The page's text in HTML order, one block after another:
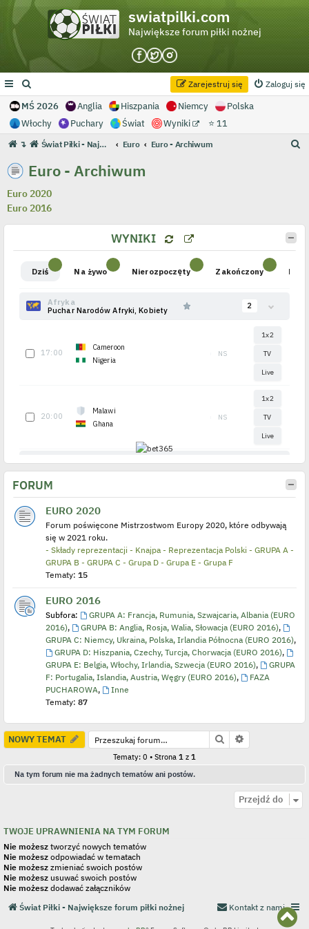
swiatpilki.com
Największe forum piłki nożnej
Zaloguj się
Zarejestruj się
MŚ 2026 Anglia Hiszpania Niemcy
Polska
Włochy
Puchary Świat Wyniki ⭐ 11
↴ Świat Piłki - Największe forum piłki nożnej Euro Euro - Archiwum
j
Euro - Archiwum
Euro 2020
Euro 2016
WYNIKI
FORUM
EURO 2020
Forum poświęcone Mistrzostwom Europy 2020, które odbywają
się w 2021 roku.
- Składy reprezentacji - Knajpa- Reprezentacja Polski - GRUPA A -
GRUPA B - GRUPA C - Grupa D - Grupa E - Grupa F
Tematy: 15
EURO 2016
Subfora:
GRUPA A: Francja, Rumunia, Szwajcaria, Albania (EURO
2016), GRUPA B: Anglia, Rosja, Walia, Słowacja (EURO 2016),
GRUPA C: Niemcy, Ukraina, Polska, Irlandia Północna (EURO 2016),
GRUPA D: Hiszpania, Czechy, Turcja, Chorwacja (EURO 2016),
GRUPA E: Belgia, Włochy, Irlandia, Szwecja (EURO 2016),
GRUPA
F: Portugalia, Islandia, Austria, Węgry (EURO 2016),
FAZA
PUCHAROWA,
Inne
Tematy: 87
NOWY TEMAT Szukaj
Tematy: 0 • Strona 1 z 1
Na tym forum nie ma żadnych tematów ani postów.
Przejdź do
TWOJE UPRAWNIENIA NA TYM FORUM
Nie możesz tworzyć nowych tematów
Nie możesz odpowiadać w tematach
Nie możesz zmieniać swoich postów
Nie możesz usuwać swoich postów
Nie możesz dodawać załączników
N
Świat Piłki - Największe forum piłki nożnej Kontakt z nami